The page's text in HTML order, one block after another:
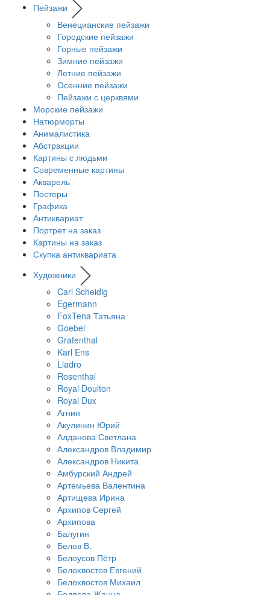
Пейзажи
Венецианские пейзажи
Городские пейзажи
Горные пейзажи
Зимние пейзажи
Летние пейзажи
Осенние пейзажи
Пейзажи с церквями
Морские пейзажи
Натюрморты
Анималистика
Абстракции
Картины с людьми
Современные картины
Акварель
Постеры
Графика
Антиквариат
Портрет на заказ
Картины на заказ
Скупка антиквариата
Художники
Carl Scheidig
Egermann
FoxTena Татьяна
Goebel
Grafenthal
Karl Ens
Lladro
Rosenthal
Royal Doulton
Royal Dux
Агнин
Акулинин Юрий
Алданова Светлана
Александров Владимир
Александров Никита
Амбурский Андрей
Артемьева Валентина
Артищева Ирина
Архипов Сергей
Архипова
Балугин
Белов В.
Белоусов Пётр
Белохвостов Евгений
Белохвостов Михаил